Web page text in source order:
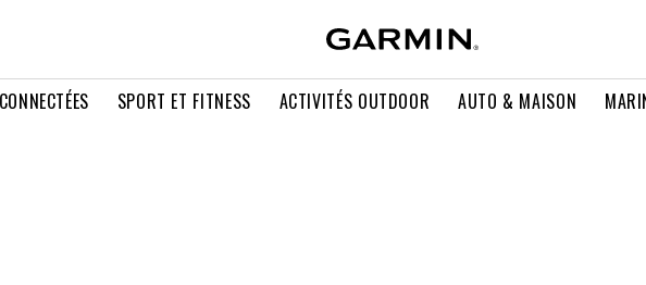
SPORT ET FITNESS ACTIVITÉS OUTDOOR AUTO & MAISON